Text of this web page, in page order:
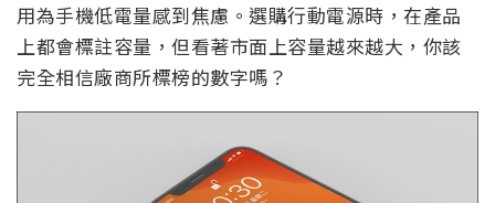
用為手機低電量感到焦慮。選購行動電源時，在產品
上都會標註容量，但看著市面上容量越來越大，你該
完全相信廠商所標榜的數字嗎？